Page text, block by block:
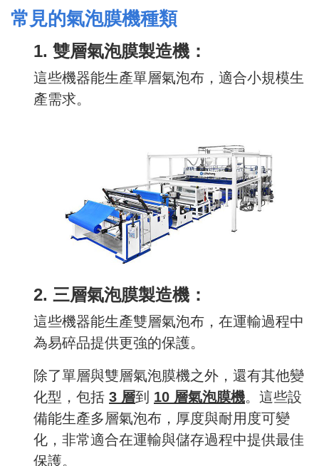
常見的氣泡膜機種類
1. 雙層氣泡膜製造機：
這些機器能生產單層氣泡布，適合小規模生
產需求。
2. 三層氣泡膜製造機：
這些機器能生產雙層氣泡布，在運輸過程中
為易碎品提供更強的保護。
除了單層與雙層氣泡膜機之外，還有其他變
化型，包括 3 層到 10 層氣泡膜機。這些設
備能生產多層氣泡布，厚度與耐用度可變
化，非常適合在運輸與儲存過程中提供最佳
保護。